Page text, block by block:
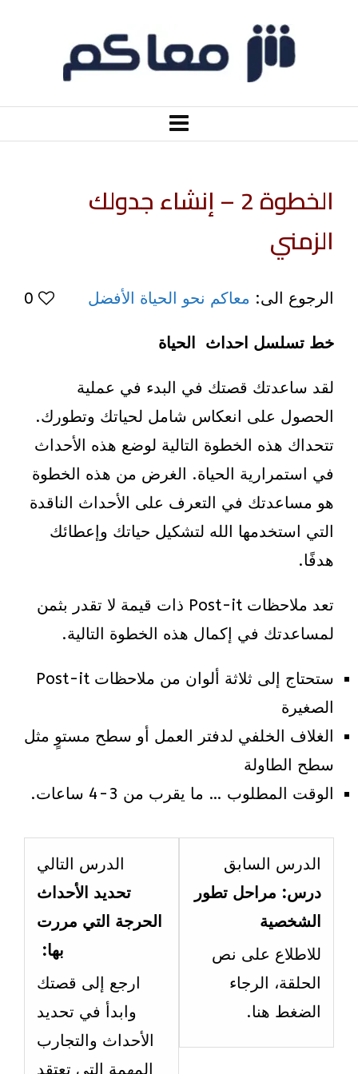
الخطوة 2 – إنشاء جدولك
الزمني
الرجوع الى: معاكم نحو الحياة الأفضل 0
خط تسلسل احداث الحياة
لقد ساعدتك قصتك في البدء في عملية
الحصول على انعكاس شامل لحياتك وتطورك.
تتحداك هذه الخطوة التالية لوضع هذه الأحداث
في استمرارية الحياة. الغرض من هذه الخطوة
هو مساعدتك في التعرف على الأحداث الناقدة
التي استخدمها الله لتشكيل حياتك وإعطائك
هدفًا.
تعد ملاحظات Post-it ذات قيمة لا تقدر بثمن
لمساعدتك في إكمال هذه الخطوة التالية.
ستحتاج إلى ثلاثة ألوان من ملاحظات Post-it
الصغيرة
الغلاف الخلفي لدفتر العمل أو سطح مستوٍ مثل
سطح الطاولة
الوقت المطلوب … ما يقرب من 3-4 ساعات.
الدرس السابق
درس: مراحل تطور
الشخصية
للاطلاع على نص
الحلقة، الرجاء
الضغط هنا.
within
والتطور
الدرس التالي
تحديد الأحداث
الحرجة التي مررت
بها:
ارجع إلى قصتك
وابدأ في تحديد
الأحداث والتجارب
المهمة التي تعتقد
3